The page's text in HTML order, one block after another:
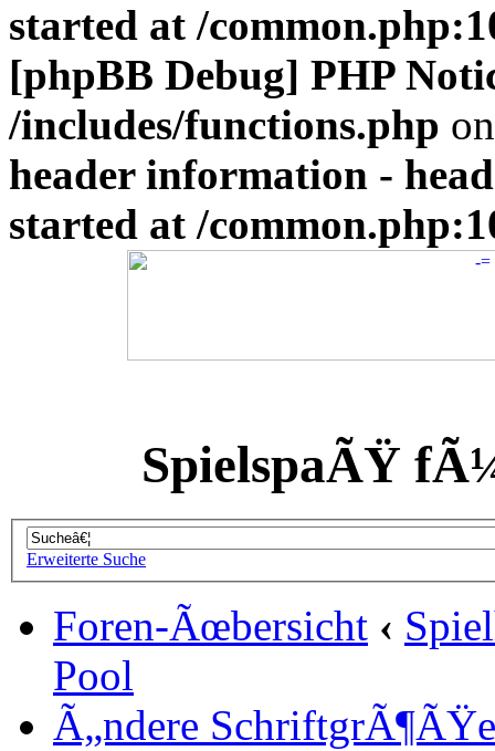
started at /
[phpBB Debug] PHP
/includes/functions.php
header information -
started at /
SpielspaÃŸ
Erweiterte Suche
Foren-Ãœbersicht ‹
Pool
Ã„ndere SchriftgrÃ¶ÃŸe